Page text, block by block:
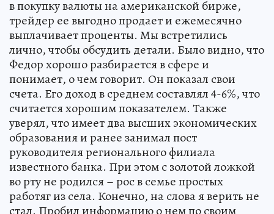
в покупку валюты на американской бирже,
трейдер ее выгодно продает и ежемесячно
выплачивает проценты. Мы встретились
лично, чтобы обсудить детали. Было видно, что
Федор хорошо разбирается в сфере и
понимает, о чем говорит. Он показал свои
счета. Его доход в среднем составлял 4-6%, что
считается хорошим показателем. Также
уверял, что имеет два высших экономических
образования и ранее занимал пост
руководителя регионального филиала
известного банка. При этом с золотой ложкой
во рту не родился – рос в семье простых
работяг из села. Конечно, на слова я верить не
стал. Пробил информацию о нем по своим